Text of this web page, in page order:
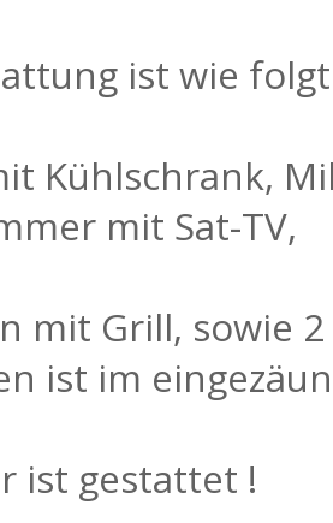
ist wie
Kühlschrank,
mit Sat-TV,
mit Grill, sowie
ist im
ist gestattet !